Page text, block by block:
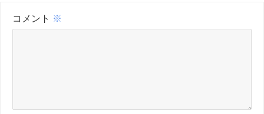
コメント ※